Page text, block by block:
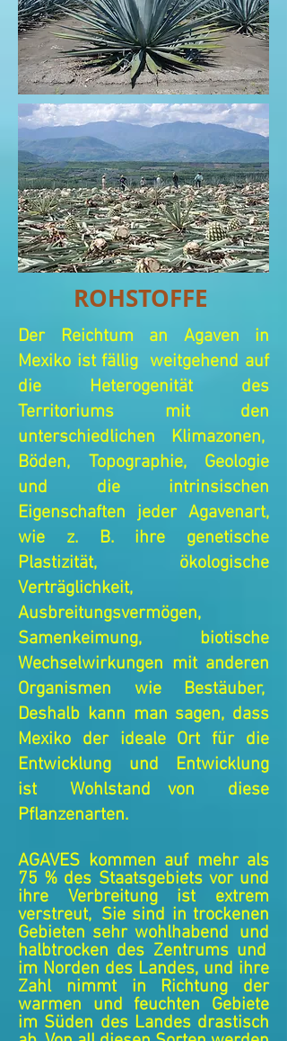
ROHSTOFFE
Der Reichtum an Agaven in
Mexiko ist fällig weitgehend auf
die Heterogenität des
Territoriums mit den
unterschiedlichen Klimazonen,
Böden, Topographie, Geologie
und die intrinsischen
Eigenschaften jeder Agavenart,
wie z. B. ihre genetische
Plastizität,
ökologische
Verträglichkeit,
Ausbreitungsvermögen,
Samenkeimung, biotische
Wechselwirkungen mit anderen
Organismen wie Bestäuber,
Deshalb kann man sagen, dass
Mexiko der ideale Ort für die
Entwicklung und Entwicklung
ist
Wohlstand von
diese
Pflanzenarten.
AGAVES kommen auf mehr als
75 % des Staatsgebiets vor und
ihre Verbreitung ist extrem
verstreut, Sie sind in trockenen
Gebieten sehr wohlhabend und
halbtrocken des Zentrums und
im Norden des Landes, und ihre
Zahl nimmt in Richtung der
warmen und feuchten Gebiete
im Süden des Landes drastisch